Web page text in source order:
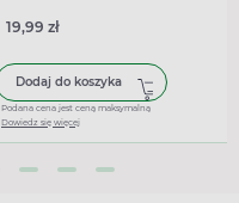
19,99 zł
Dodaj do koszyka
Podana cena jest ceną maksymalną
Dowiedz się więcej